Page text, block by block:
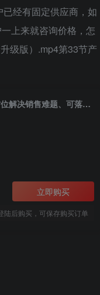
经有固定供应商，如
上来就咨询价格，怎
级版）.mp4第33节产
爆款！销冠特训营3.0之顺人性销售法，全方位解决销售难题、可落地、可执行、有结果
立即购买
陆后购买，可保存购买订单